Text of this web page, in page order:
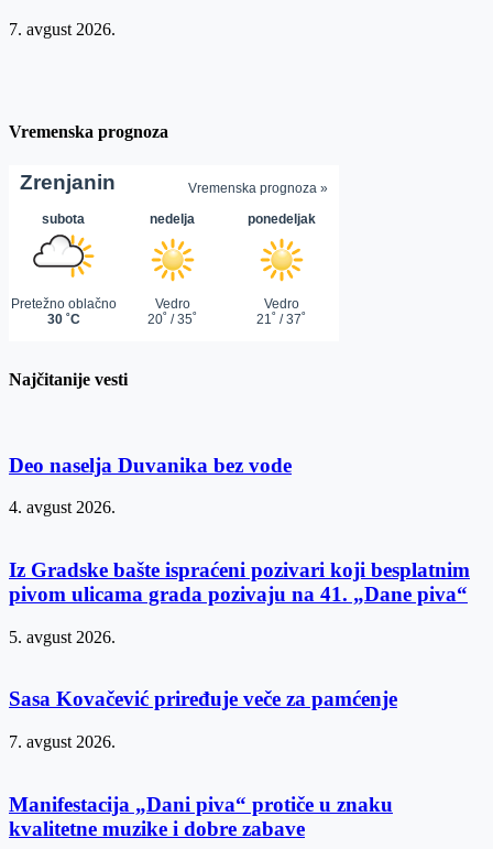
7. avgust 2026.
Vremenska prognoza
Najčitanije vesti
Deo naselja Duvanika bez vode
4. avgust 2026.
Iz Gradske bašte ispraćeni pozivari koji besplatnim
pivom ulicama grada pozivaju na 41. „Dane piva“
5. avgust 2026.
Sasa Kovačević priređuje veče za pamćenje
7. avgust 2026.
Manifestacija „Dani piva“ protiče u znaku
kvalitetne muzike i dobre zabave